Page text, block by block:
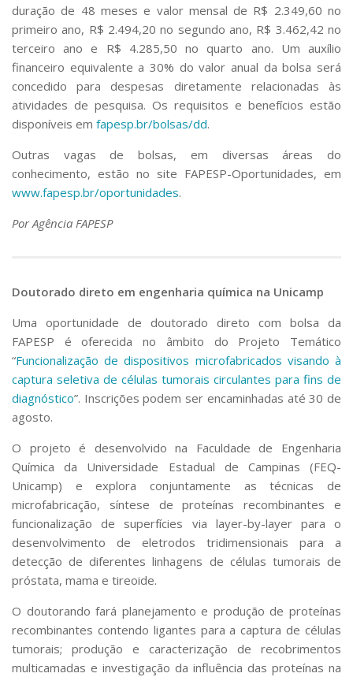
duração de 48 meses e valor mensal de R$ 2.349,60 no
primeiro ano, R$ 2.494,20 no segundo ano, R$ 3.462,42 no
terceiro ano e R$ 4.285,50 no quarto ano. Um auxílio
financeiro equivalente a 30% do valor anual da bolsa será
concedido para despesas diretamente relacionadas às
atividades de pesquisa. Os requisitos e benefícios estão
disponíveis em fapesp.br/bolsas/dd.
Outras vagas de bolsas, em diversas áreas do
conhecimento, estão no site FAPESP-Oportunidades, em
www.fapesp.br/oportunidades.
Por Agência FAPESP
Doutorado direto em engenharia química na Unicamp
Uma oportunidade de doutorado direto com bolsa da
FAPESP é oferecida no âmbito do Projeto Temático
“Funcionalização de dispositivos microfabricados visando à
captura seletiva de células tumorais circulantes para fins de
diagnóstico”. Inscrições podem ser encaminhadas até 30 de
agosto.
O projeto é desenvolvido na Faculdade de Engenharia
Química da Universidade Estadual de Campinas (FEQ-
Unicamp) e explora conjuntamente as técnicas de
microfabricação, síntese de proteínas recombinantes e
funcionalização de superfícies via layer-by-layerpara o
desenvolvimento de eletrodos tridimensionais para a
detecção de diferentes linhagens de células tumorais de
próstata, mama e tireoide.
O doutorando fará planejamento e produção de proteínas
recombinantes contendo ligantes para a captura de células
tumorais; produção e caracterização de recobrimentos
multicamadas e investigação da influência das proteínas na